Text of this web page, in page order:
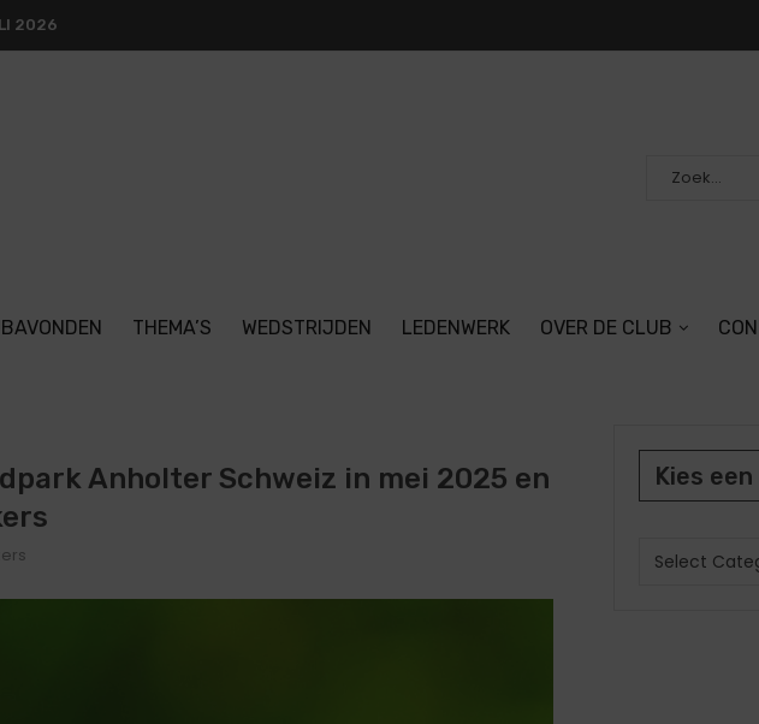
2026
THEMA’S WEDSTRIJDEN LEDENWERK OVER DE CLUB
Anholter Schweiz in mei 2025 en
Kies